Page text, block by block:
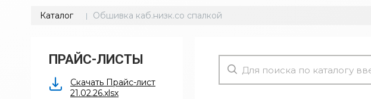
Каталог Обшивка каб.низк.со спалкой
ПРАЙС-ЛИСТЫ
Скачать Прайс-лист
21.02.26.xlsx